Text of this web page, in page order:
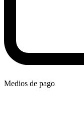
Medios de pago